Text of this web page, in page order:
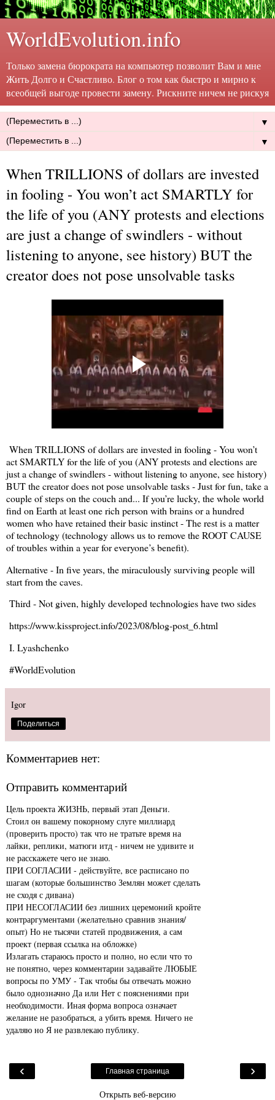
WorldEvolution.info
Только замена бюрократа на компьютер позволит Вам и мне
Жить Долго и Счастливо. Блог о том как быстро и мирно к
всеобщей выгоде провести замену. Рискните ничем не рискуя
▼
▼
When TRILLIONS of dollars are invested
in fooling - You won’t act SMARTLY for
the life of you (ANY protests and elections
are just a change of swindlers - without
listening to anyone, see history) BUT the
creator does not pose unsolvable tasks
When TRILLIONS of dollars are invested in fooling - You won’t
act SMARTLY for the life of you (ANY protests and elections are
just a change of swindlers - without listening to anyone, see history)
BUT the creator does not pose unsolvable tasks - Just for fun, take a
couple of steps on the couch and... If you’re lucky, the whole world
find on Earth at least one rich person with brains or a hundred
women who have retained their basic instinct - The rest is a matter
of technology (technology allows us to remove the ROOT CAUSE
of troubles within a year for everyone’s benefit).
Alternative - In five years, the miraculously surviving people will
start from the caves.
Third - Not given, highly developed technologies have two sides
https://www.kissproject.info/2023/08/blog-post_6.html
I. Lyashchenko
#WorldEvolution
Igor
Поделиться
Комментариев нет:
Отправить комментарий
Цель проекта ЖИЗНЬ, первый этап Деньги.
Стоил он вашему покорному слуге миллиард
(проверить просто) так что не тратьте время на
лайки, реплики, матюги итд - ничем не удивите и
не расскажете чего не знаю.
ПРИ СОГЛАСИИ - действуйте, все расписано по
шагам (которые большинство Землян может сделать
не сходя с дивана)
ПРИ НЕСОГЛАСИИ без лишних церемоний кройте
контраргументами (желательно сравнив знания/
опыт) Но не тысячи статей продвижения, а сам
проект (первая ссылка на обложке)
Излагать стараюсь просто и полно, но если что то
не понятно, через комментарии задавайте ЛЮБЫЕ
вопросы по УМУ - Так чтобы бы отвечать можно
было однозначно Да или Нет с пояснениями при
необходимости. Иная форма вопроса означает
желание не разобраться, а убить время. Ничего не
удаляю но Я не развлекаю публику.
‹ ›
Главная страница
Открыть веб-версию